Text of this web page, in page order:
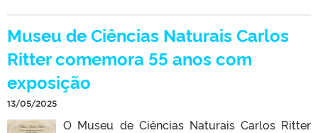
Museu de Ciências Naturais Carlos
Ritter comemora 55 anos com
exposição
13/05/2025
O Museu de Ciências Naturais Carlos Ritter